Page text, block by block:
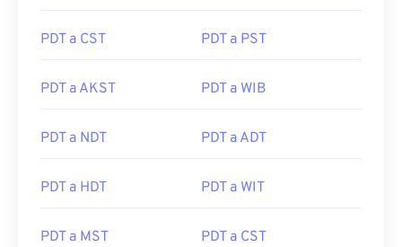
PDT a CST PDT a PST
PDT a AKST PDT a WIB
PDT a NDT PDT a ADT
PDT a HDT PDT a WIT
PDT a MST PDT a CST